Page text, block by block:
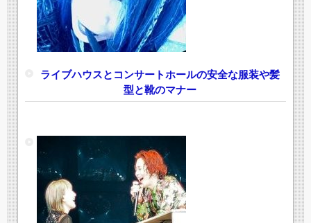
ライブハウスとコンサートホールの安全な服装や髪
型と靴のマナー